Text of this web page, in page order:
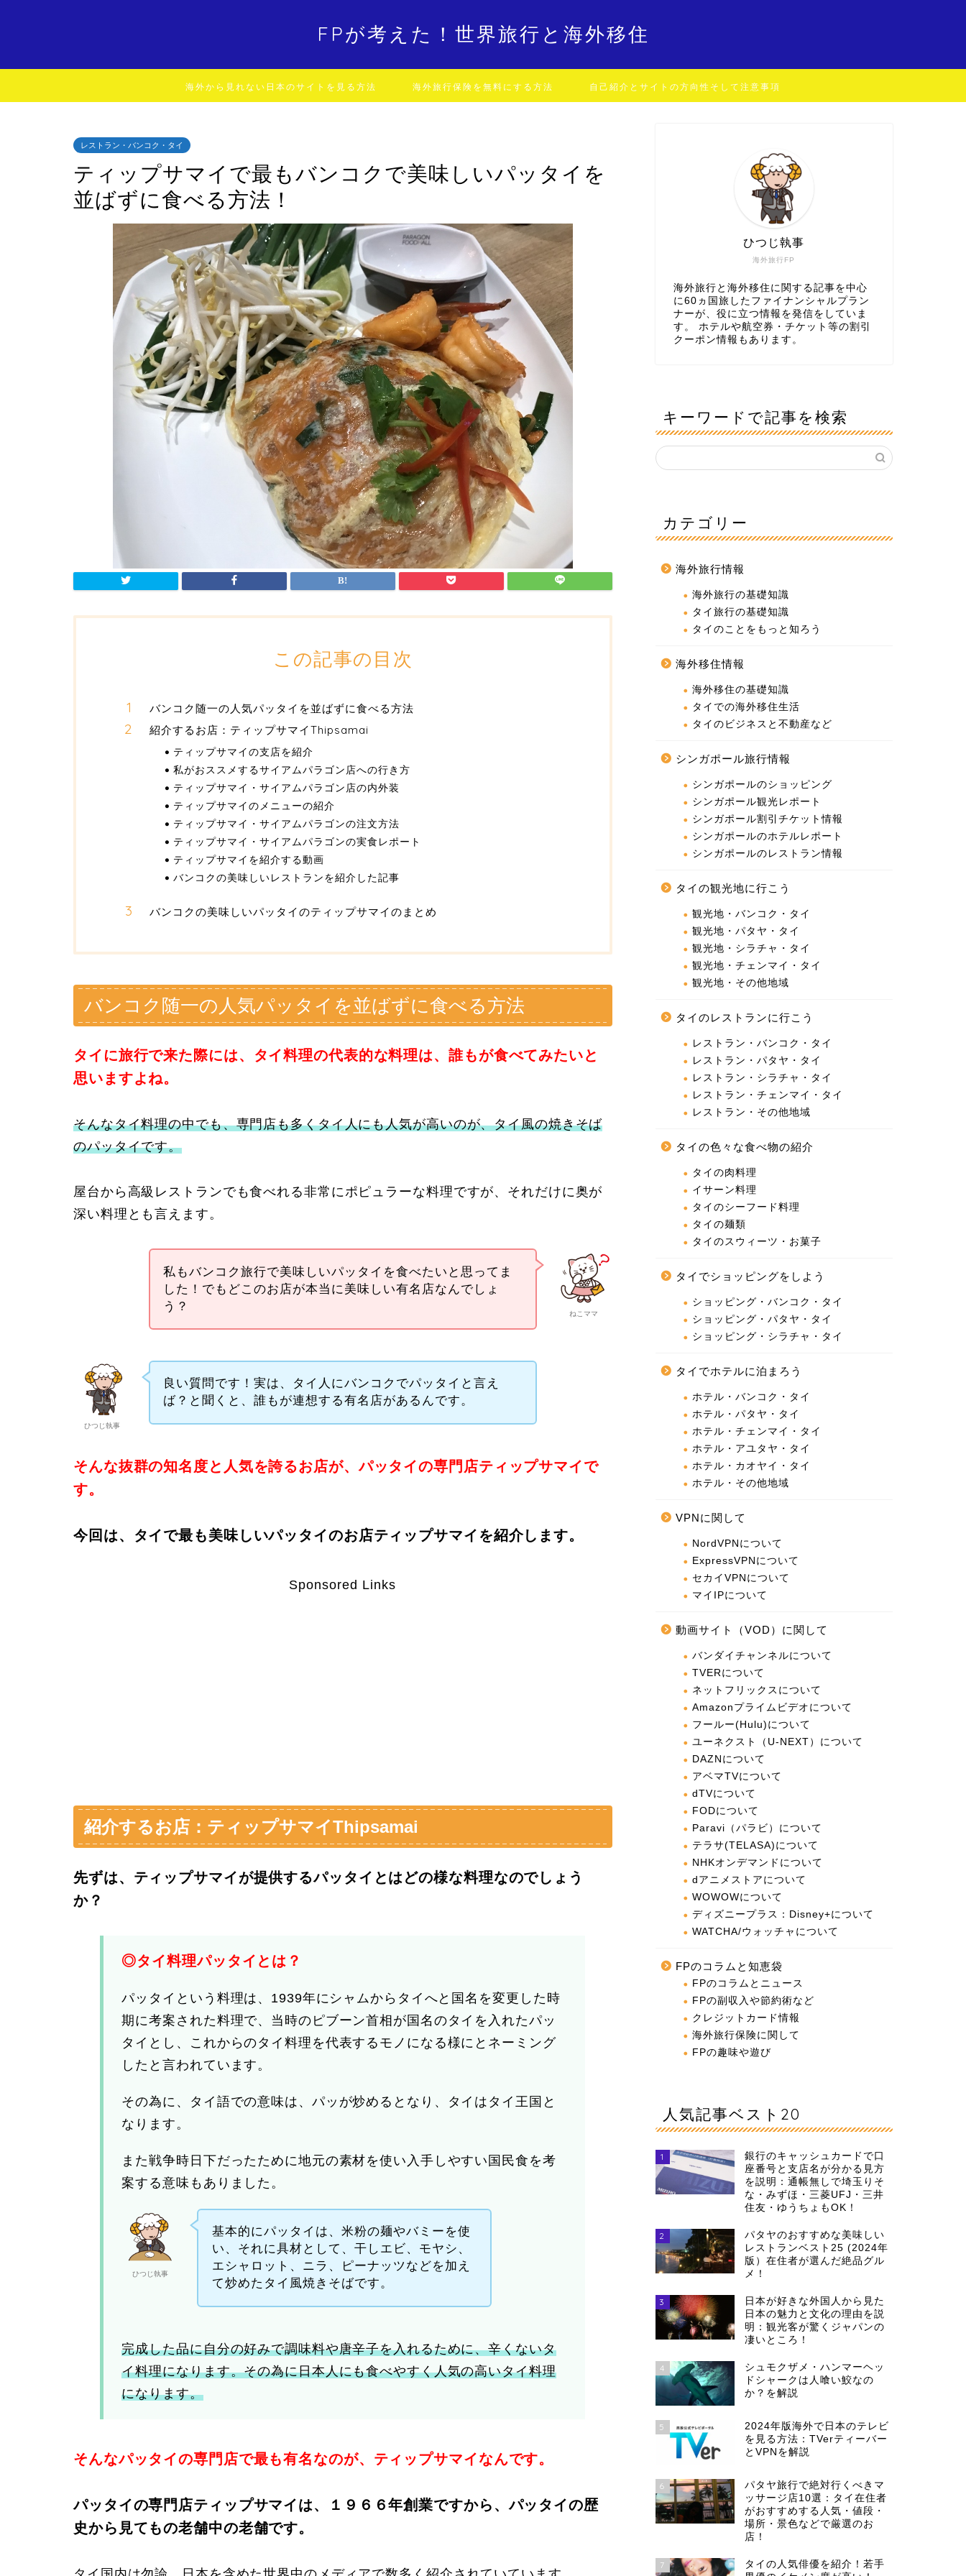
FPが考えた！世界旅行と海外移住
海外から見れない日本のサイトを見る方法 海外旅行保険を無料にする方法 自己紹介とサイトの方向性そして注意事項
レストラン・バンコク・タイ
ティップサマイで最もバンコクで美味しいパッタイを
並ばずに食べる方法！
この記事の目次
バンコク随一の人気パッタイを並ばずに食べる方法
紹介するお店：ティップサマイThipsamai
ティップサマイの支店を紹介
私がおススメするサイアムパラゴン店への行き方
ティップサマイ・サイアムパラゴン店の内外装
ティップサマイのメニューの紹介
ティップサマイ・サイアムパラゴンの注文方法
ティップサマイ・サイアムパラゴンの実食レポート
ティップサマイを紹介する動画
バンコクの美味しいレストランを紹介した記事
バンコクの美味しいパッタイのティップサマイのまとめ
バンコク随一の人気パッタイを並ばずに食べる方法
タイに旅行で来た際には、タイ料理の代表的な料理は、誰もが食べてみたいと
思いますよね。
そんなタイ料理の中でも、専門店も多くタイ人にも人気が高いのが、タイ風の焼きそば
のパッタイです。
屋台から高級レストランでも食べれる非常にポピュラーな料理ですが、それだけに奥が
深い料理とも言えます。
ねこママ
私もバンコク旅行で美味しいパッタイを食べたいと思ってま
した！でもどこのお店が本当に美味しい有名店なんでしょ
う？
ひつじ執事
良い質問です！実は、タイ人にバンコクでパッタイと言え
ば？と聞くと、誰もが連想する有名店があるんです。
そんな抜群の知名度と人気を誇るお店が、パッタイの専門店ティップサマイで
す。
今回は、タイで最も美味しいパッタイのお店ティップサマイを紹介します。
Sponsored Links
紹介するお店：ティップサマイThipsamai
先ずは、ティップサマイが提供するパッタイとはどの様な料理なのでしょう
か？
◎タイ料理パッタイとは？
パッタイという料理は、1939年にシャムからタイへと国名を変更した時
期に考案された料理で、当時のピブーン首相が国名のタイを入れたパッ
タイとし、これからのタイ料理を代表するモノになる様にとネーミング
したと言われています。
その為に、タイ語での意味は、パッが炒めるとなり、タイはタイ王国と
なります。
また戦争時日下だったために地元の素材を使い入手しやすい国民食を考
案する意味もありました。
ひつじ執事
基本的にパッタイは、米粉の麺やバミーを使
い、それに具材として、干しエビ、モヤシ、
エシャロット、ニラ、ピーナッツなどを加え
て炒めたタイ風焼きそばです。
完成した品に自分の好みで調味料や唐辛子を入れるために、辛くないタ
イ料理になります。その為に日本人にも食べやすく人気の高いタイ料理
になります。
そんなパッタイの専門店で最も有名なのが、ティップサマイなんです。
パッタイの専門店ティップサマイは、１９６６年創業ですから、パッタイの歴
史から見てもの老舗中の老舗です。
海外旅行FP
ひつじ執事
海外旅行と海外移住に関する記事を中心
に60ヵ国旅したファイナンシャルプラン
ナーが、役に立つ情報を発信をしていま
す。 ホテルや航空券・チケット等の割引
クーポン情報もあります。
キーワードで記事を検索
カテゴリー
海外旅行情報
海外旅行の基礎知識
タイ旅行の基礎知識
タイのことをもっと知ろう
海外移住情報
海外移住の基礎知識
タイでの海外移住生活
タイのビジネスと不動産など
シンガポール旅行情報
シンガポールのショッピング
シンガポール観光レポート
シンガポール割引チケット情報
シンガポールのホテルレポート
シンガポールのレストラン情報
タイの観光地に行こう
観光地・バンコク・タイ
観光地・パタヤ・タイ
観光地・シラチャ・タイ
観光地・チェンマイ・タイ
観光地・その他地域
タイのレストランに行こう
レストラン・バンコク・タイ
レストラン・パタヤ・タイ
レストラン・シラチャ・タイ
レストラン・チェンマイ・タイ
レストラン・その他地域
タイの色々な食べ物の紹介
タイの肉料理
イサーン料理
タイのシーフード料理
タイの麺類
タイのスウィーツ・お菓子
タイでショッピングをしよう
ショッピング・バンコク・タイ
ショッピング・パタヤ・タイ
ショッピング・シラチャ・タイ
タイでホテルに泊まろう
ホテル・バンコク・タイ
ホテル・パタヤ・タイ
ホテル・チェンマイ・タイ
ホテル・アユタヤ・タイ
ホテル・カオヤイ・タイ
ホテル・その他地域
VPNに関して
NordVPNについて
ExpressVPNについて
セカイVPNについて
マイIPについて
動画サイト（VOD）に関して
バンダイチャンネルについて
TVERについて
ネットフリックスについて
Amazonプライムビデオについて
フールー(Hulu)について
ユーネクスト（U-NEXT）について
DAZNについて
アベマTVについて
dTVについて
FODについて
Paravi（パラビ）について
テラサ(TELASA)について
NHKオンデマンドについて
dアニメストアについて
WOWOWについて
ディズニープラス：Disney+について
WATCHA/ウォッチャについて
FPのコラムと知恵袋
FPのコラムとニュース
FPの副収入や節約術など
クレジットカード情報
海外旅行保険に関して
FPの趣味や遊び
人気記事ベスト20
1
銀行のキャッシュカードで口
座番号と支店名が分かる見方
を説明：通帳無しで埼玉りそ
な・みずほ・三菱UFJ・三井
住友・ゆうちょもOK！
2
パタヤのおすすめな美味しい
レストランベスト25 (2024年
版）在住者が選んだ絶品グル
メ！
3
日本が好きな外国人から見た
日本の魅力と文化の理由を説
明：観光客が驚くジャパンの
凄いところ！
4
シュモクザメ・ハンマーヘッ
ドシャークは人喰い鮫なの
か？を解説
5
2024年版海外で日本のテレビ
を見る方法：TVerティーバー
とVPNを解説
6
パタヤ旅行で絶対行くべきマ
ッサージ店10選：タイ在住者
がおすすめする人気・値段・
場所・景色などで厳選のお
店！
7
タイの人気俳優を紹介！若手